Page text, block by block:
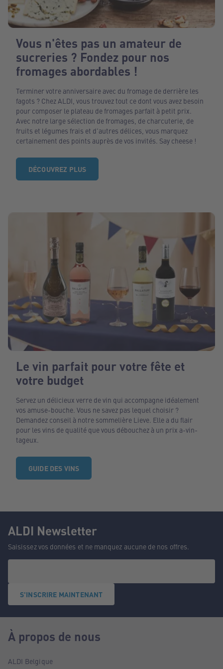
Vous n'êtes pas un amateur de
sucreries ? Fondez pour nos
fromages abordables !
Terminer votre anniversaire avec du fromage de derrière les
fagots ? Chez ALDI, vous trouvez tout ce dont vous avez besoin
pour composer le plateau de fromages parfait à petit prix.
Avec notre large sélection de fromages, de charcuterie, de
fruits et légumes frais et d'autres délices, vous marquez
certainement des points auprès de vos invités. Say cheese !
DÉCOUVREZ PLUS
Le vin parfait pour votre fête et
votre budget
Servez un délicieux verre de vin qui accompagne idéalement
vos amuse-bouche. Vous ne savez pas lequel choisir ?
Demandez conseil à notre sommelière Lieve. Elle a du flair
pour les vins de qualité que vous débouchez à un prix a-vin-
tageux.
GUIDE DES VINS
ALDI Newsletter
Saisissez vos données et ne manquez aucune de nos offres.
S'INSCRIRE MAINTENANT
À propos de nous
ALDI Belgique